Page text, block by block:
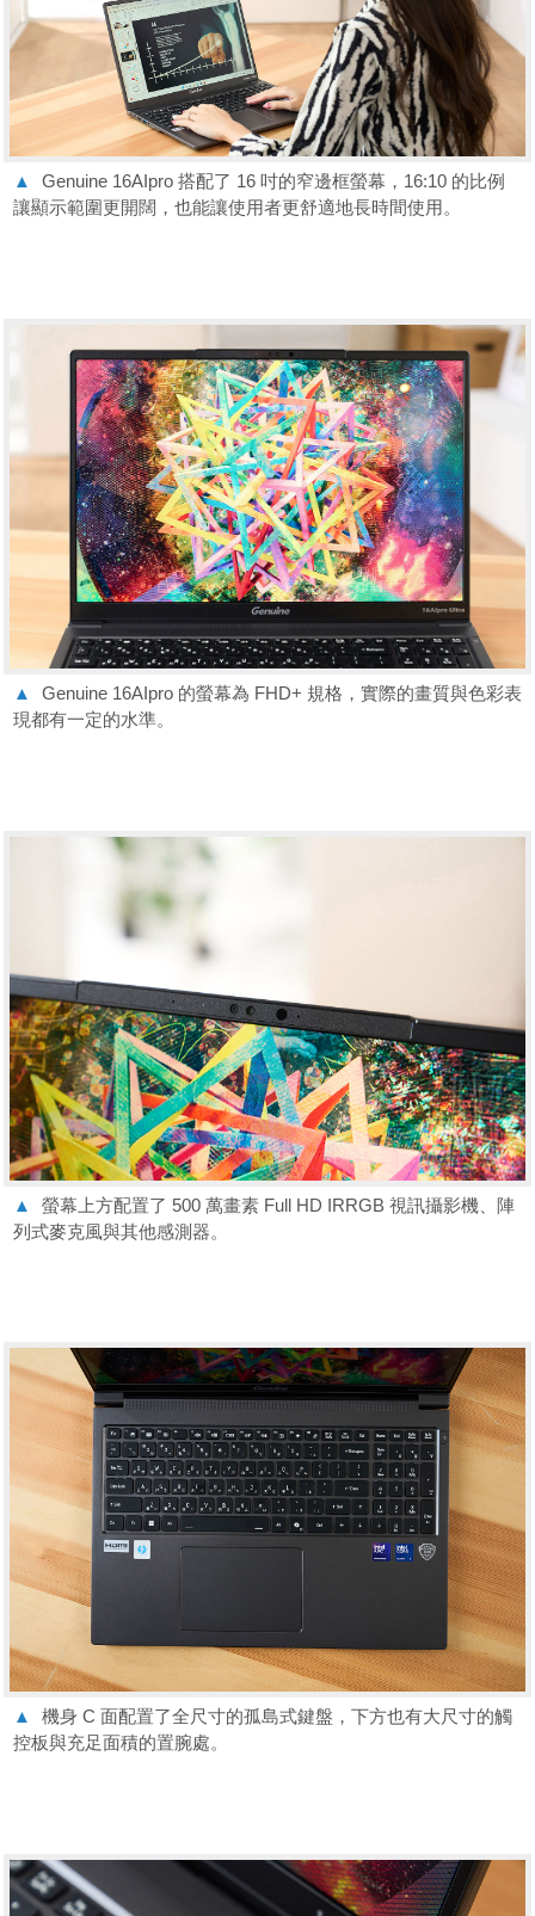
▲
Genuine 16AIpro 搭配了 16 吋的窄邊框螢幕，16:10 的比例
讓顯示範圍更開闊，也能讓使用者更舒適地長時間使用。
▲
Genuine 16AIpro 的螢幕為 FHD+ 規格，實際的畫質與色彩表
現都有一定的水準。
▲
螢幕上方配置了 500 萬畫素 Full HD IRRGB 視訊攝影機、陣
列式麥克風與其他感測器。
▲
機身 C 面配置了全尺寸的孤島式鍵盤，下方也有大尺寸的觸
控板與充足面積的置腕處。